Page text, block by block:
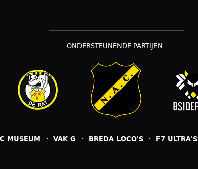
ONDERSTEUNENDE PARTIJEN
MUSEUM VAK G BREDA LOCO'S F7 ULTRA'S